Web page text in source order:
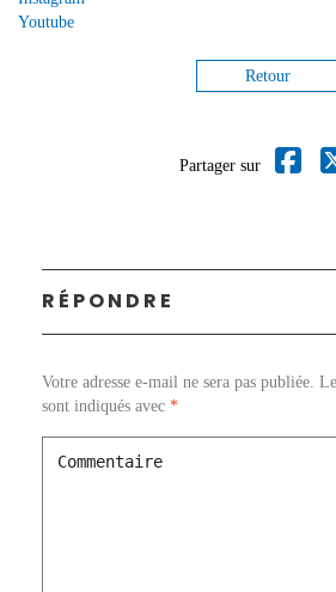
Youtube
Retour
Partager sur
RÉPONDRE
Votre adresse e-mail ne sera pas publiée.
sont indiqués avec *